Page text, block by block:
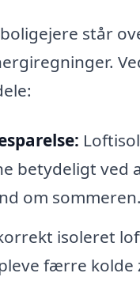
står
betydeligt ved
om sommeren.
isoleret
færre